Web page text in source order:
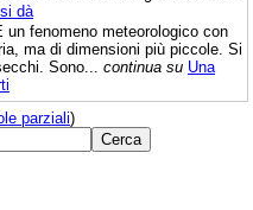
dà
un fenomeno meteorologico con
ma di dimensioni più piccole. Si
Sono... continua su Una
parziali)